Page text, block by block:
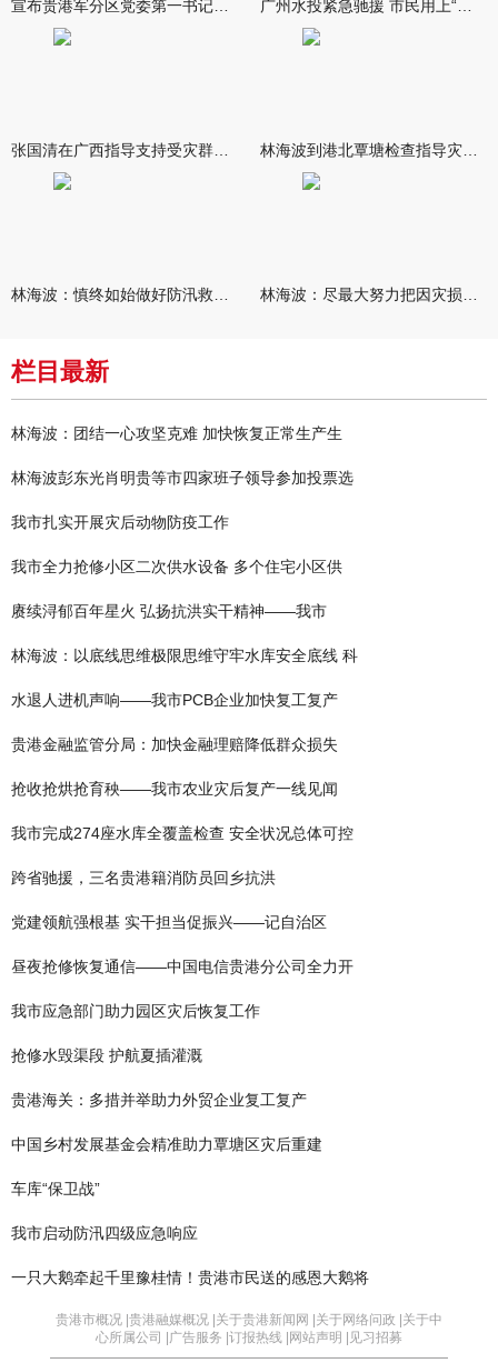
栏目最新
林海波：团结一心攻坚克难 加快恢复正常生产生
林海波彭东光肖明贵等市四家班子领导参加投票选
我市扎实开展灾后动物防疫工作
我市全力抢修小区二次供水设备 多个住宅小区供
赓续浔郁百年星火 弘扬抗洪实干精神——我市
林海波：以底线思维极限思维守牢水库安全底线 科
水退人进机声响——我市PCB企业加快复工复产
贵港金融监管分局：加快金融理赔降低群众损失
抢收抢烘抢育秧——我市农业灾后复产一线见闻
我市完成274座水库全覆盖检查 安全状况总体可控
跨省驰援，三名贵港籍消防员回乡抗洪
党建领航强根基 实干担当促振兴——记自治区
昼夜抢修恢复通信——中国电信贵港分公司全力开
我市应急部门助力园区灾后恢复工作
抢修水毁渠段 护航夏插灌溉
贵港海关：多措并举助力外贸企业复工复产
中国乡村发展基金会精准助力覃塘区灾后重建
车库“保卫战”
我市启动防汛四级应急响应
一只大鹅牵起千里豫桂情！贵港市民送的感恩大鹅将
贵港市概况 | 贵港融媒概况 | 关于贵港新闻网 | 关于网络问政 | 关于中
心所属公司 | 广告服务 | 订报热线 | 网站声明 | 见习招募